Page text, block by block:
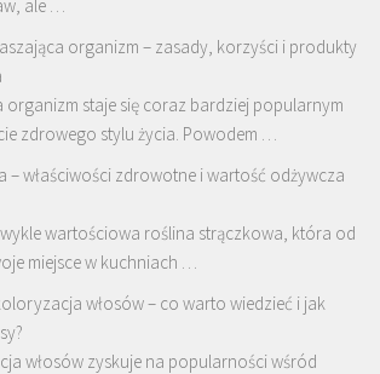
ale …
organizm – zasady, korzyści i produkty
organizm staje się coraz bardziej popularnym
zdrowego stylu życia. Powodem …
– właściwości zdrowotne i wartość odżywcza
wartościowa roślina strączkowa, która od
miejsce w kuchniach …
włosów – co warto wiedzieć i jak
włosów zyskuje na popularności wśród